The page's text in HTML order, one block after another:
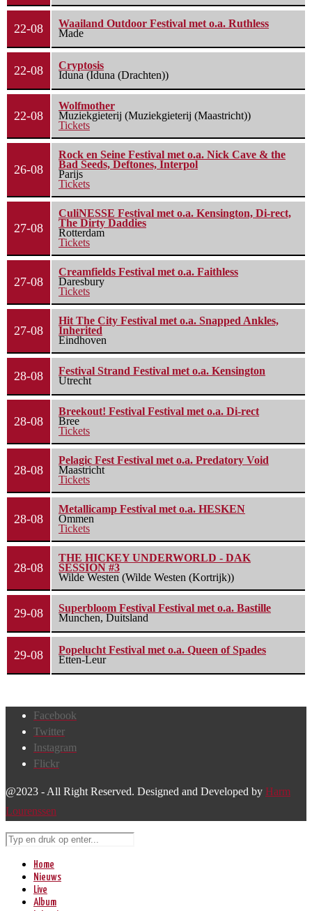
22-08
Waailand Outdoor Festival met o.a. Ruthless
Made
22-08
Cryptosis
Iduna (Iduna (Drachten))
22-08
Wolfmother
Muziekgieterij (Muziekgieterij (Maastricht))
Tickets
26-08
Rock en Seine Festival met o.a. Nick Cave & the
Bad Seeds, Deftones, Interpol
Parijs
Tickets
27-08
CuliNESSE Festival met o.a. Kensington, Di-rect,
The Dirty Daddies
Rotterdam
Tickets
27-08
Creamfields Festival met o.a. Faithless
Daresbury
Tickets
27-08
Hit The City Festival met o.a. Snapped Ankles,
Inherited
Eindhoven
28-08
Festival Strand Festival met o.a. Kensington
Utrecht
28-08
Breekout! Festival Festival met o.a. Di-rect
Bree
Tickets
28-08
Pelagic Fest Festival met o.a. Predatory Void
Maastricht
Tickets
28-08
Metallicamp Festival met o.a. HESKEN
Ommen
Tickets
28-08
THE HICKEY UNDERWORLD - DAK
SESSION #3
Wilde Westen (Wilde Westen (Kortrijk))
29-08
Superbloom Festival Festival met o.a. Bastille
Munchen, Duitsland
29-08
Popelucht Festival met o.a. Queen of Spades
Etten-Leur
Facebook
Twitter
Instagram
Flickr
@2023 - All Right Reserved. Designed and Developed by Harm
Lourenssen
Home
Nieuws
Live
Album